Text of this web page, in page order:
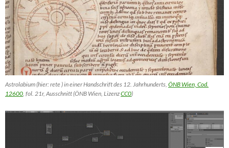
Astrolabium (hier: rete ) in einer Handschrift des 12. Jahrhunderts, ÖNB Wien, Cod.
12600 , fol. 21r, Ausschnitt (ÖNB Wien, LizenzCC0)